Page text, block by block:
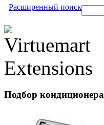
Расширенный поиск
Подбор кондиционера